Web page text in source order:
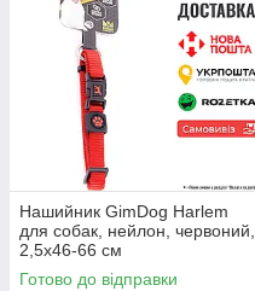
Нашийник GimDog Harlem
для собак, нейлон, червоний,
2,5х46-66 см
Готово до відправки